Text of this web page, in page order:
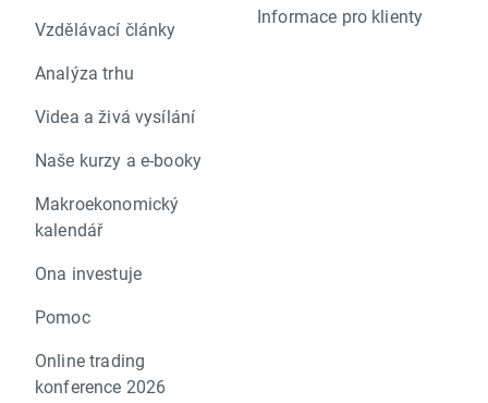
Vzdělávací články
Analýza trhu
Videa a živá vysílání
Naše kurzy a e-booky
Makroekonomický
kalendář
Ona investuje
Pomoc
Online trading
konference 2026
Informace pro klienty